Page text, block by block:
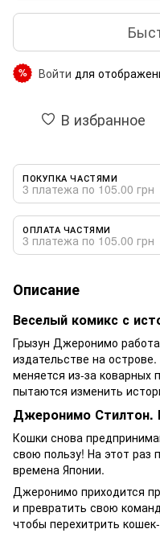
% Войти для
В избранное
ПОКУПКА ЧАСТЯМИ
3 платежа по 105.00 грн
ОПЛАТА ЧАСТЯМИ
3 платежа по 105.00 грн
Описание
Веселый комикс с
Грызун Джеронимо
издательстве на
меняется из-за коварных
пытаются изменить
Джеронимо Стилтон.
Кошки снова
свою пользу! На этот раз
времена Японии.
Джеронимо приходится
и превратить свою
чтобы перехитрить